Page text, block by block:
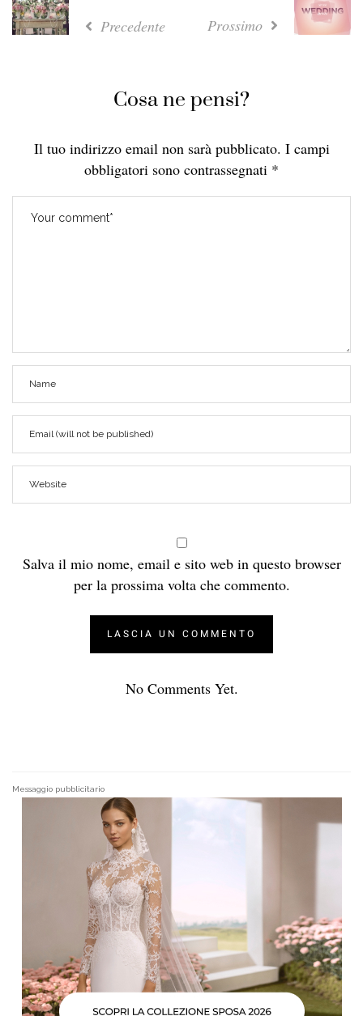
Precedente Prossimo
Cosa ne pensi?
Il tuo indirizzo email non sarà pubblicato. I campi
obbligatori sono contrassegnati *
Salva il mio nome, email e sito web in questo browser
per la prossima volta che commento.
No Comments Yet.
Messaggio pubblicitario